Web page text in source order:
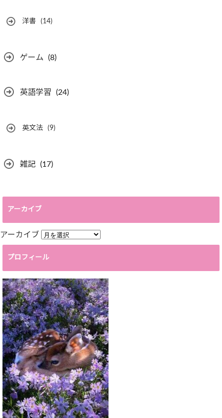
洋書 (14)
ゲーム (8)
英語学習 (24)
英文法 (9)
雑記 (17)
アーカイブ
アーカイブ
プロフィール